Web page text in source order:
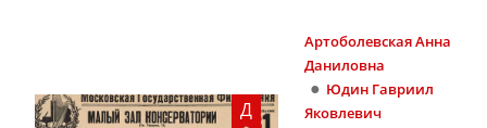
Д
АртоболевскаяАнна
Даниловна
Юдин Гавриил
Яковлевич